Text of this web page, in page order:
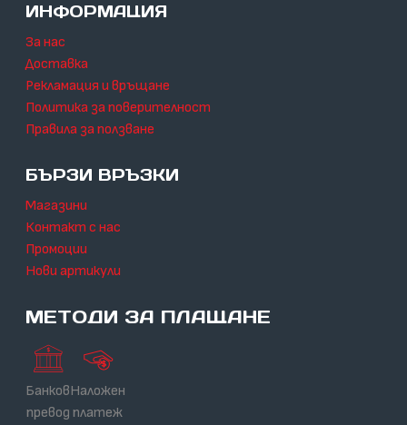
ИНФОРМАЦИЯ
За нас
Доставка
Рекламация и връщане
Политика за поверителност
Правила за ползване
БЪРЗИ ВРЪЗКИ
Магазини
Контакт с нас
Промоции
Нови артикули
МЕТОДИ ЗА ПЛАЩАНЕ
Банков
превод
Наложен
платеж